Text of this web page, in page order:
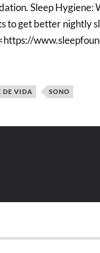
Sleep Hygiene:
to get better nightly
DE VIDA SONO